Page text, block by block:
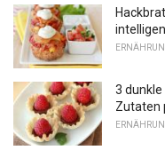
3
Zutaten